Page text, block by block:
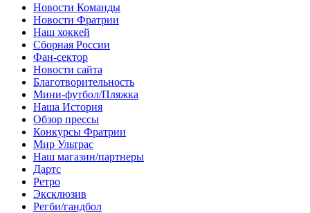
Новости Команды
Новости Фратрии
Наш хоккей
Сборная России
Фан-cектор
Новости сайта
Благотворительность
Мини-футбол/Пляжка
Наша История
Обзор прессы
Конкурсы Фратрии
Мир Ультрас
Наш магазин/партнеры
Дартс
Ретро
Эксклюзив
Регби/гандбол